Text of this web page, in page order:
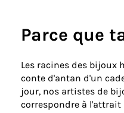
Parce que
Les racines des bijoux
conte d'antan d'un
jour, nos artistes de
correspondre à l'attrait